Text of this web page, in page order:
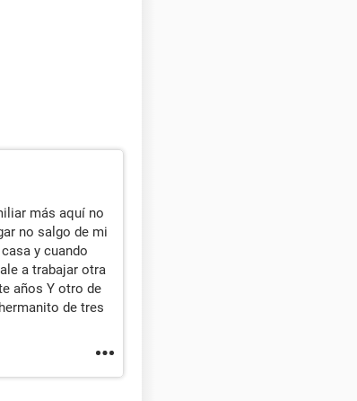
más aquí no
no salgo de mi
y cuando
a trabajar otra
años Y otro de
de tres